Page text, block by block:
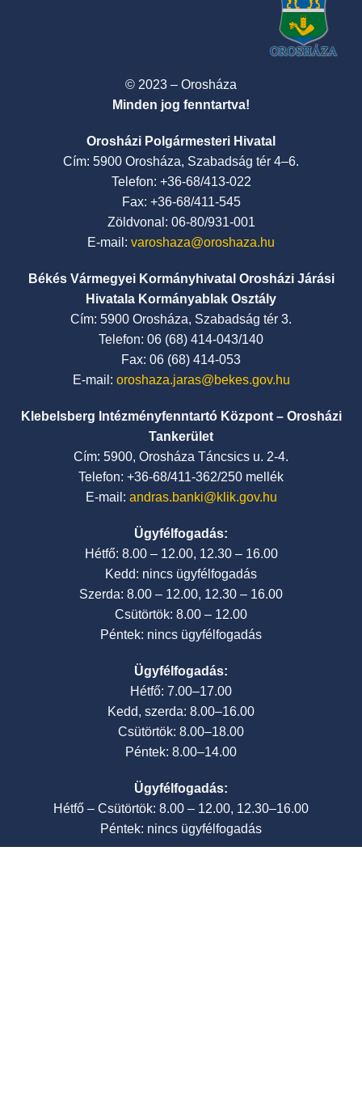
© 2023 – Orosháza
Minden jog fenntartva!
Orosházi Polgármesteri Hivatal
Cím: 5900 Orosháza, Szabadság tér 4–6.
Telefon: +36-68/413-022
Fax: +36-68/411-545
Zöldvonal: 06-80/931-001
E-mail: varoshaza@oroshaza.hu
Békés Vármegyei Kormányhivatal Orosházi Járási
Hivatala Kormányablak Osztály
Cím: 5900 Orosháza, Szabadság tér 3.
Telefon: 06 (68) 414-043/140
Fax: 06 (68) 414-053
E-mail: oroshaza.jaras@bekes.gov.hu
Klebelsberg Intézményfenntartó Központ – Orosházi
Tankerület
Cím: 5900, Orosháza Táncsics u. 2-4.
Telefon: +36-68/411-362/250 mellék
E-mail: andras.banki@klik.gov.hu
Ügyfélfogadás:
Hétfő: 8.00 – 12.00, 12.30 – 16.00
Kedd: nincs ügyfélfogadás
Szerda: 8.00 – 12.00, 12.30 – 16.00
Csütörtök: 8.00 – 12.00
Péntek: nincs ügyfélfogadás
Ügyfélfogadás:
Hétfő: 7.00–17.00
Kedd, szerda: 8.00–16.00
Csütörtök: 8.00–18.00
Péntek: 8.00–14.00
Ügyfélfogadás:
Hétfő – Csütörtök: 8.00 – 12.00, 12.30–16.00
Péntek: nincs ügyfélfogadás